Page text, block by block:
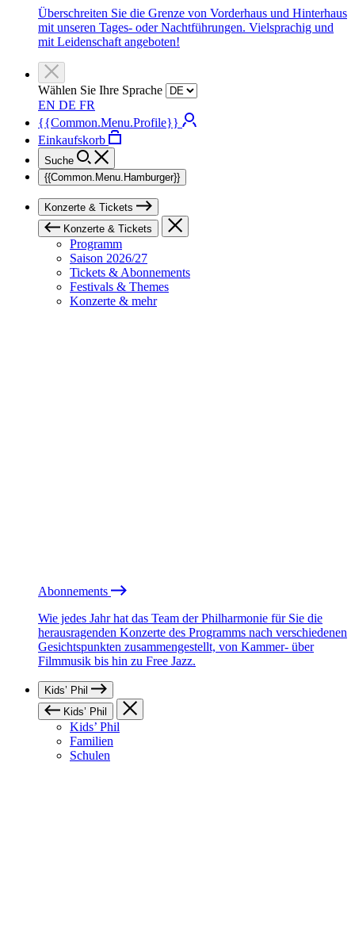
Überschreiten Sie die Grenze von Vorderhaus und Hinterhaus
mit unseren Tages- oder Nachtführungen. Vielsprachig und
mit Leidenschaft angeboten!
Wählen Sie Ihre Sprache
EN DE FR
{{Common.Menu.Profile}}
Einkaufskorb
Suche
{{Common.Menu.Hamburger}}
Konzerte & Tickets
Konzerte & Tickets
Programm
Saison 2026/27
Tickets & Abonnements
Festivals & Themes
Konzerte & mehr
Abonnements
Wie jedes Jahr hat das Team der Philharmonie für Sie die
herausragenden Konzerte des Programms nach verschiedenen
Gesichtspunkten zusammengestellt, von Kammer- über
Filmmusik bis hin zu Free Jazz.
Kids’ Phil
Kids’ Phil
Kids’ Phil
Familien
Schulen